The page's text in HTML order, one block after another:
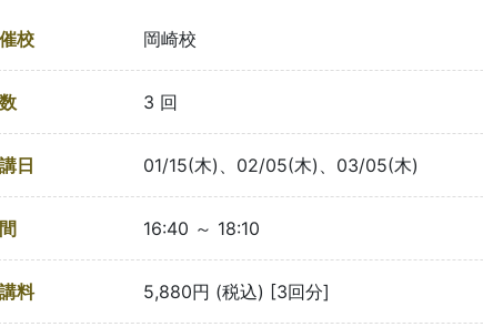
校 岡崎校
3 回
日 01/15(木)、02/05(木)、03/05(木)
16:40 ～ 18:10
料 5,880円 (税込) [3回分]